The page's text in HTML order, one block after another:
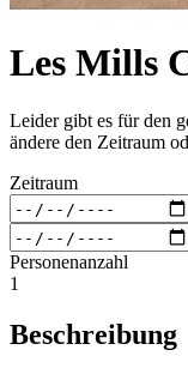
Les Mills
Leider gibt es für den
ändere den Zeitraum
Zeitraum
Personenanzahl
1
Beschreibung